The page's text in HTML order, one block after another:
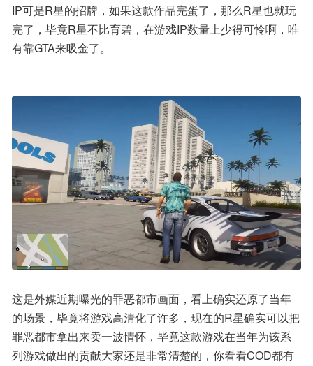
IP可是R星的招牌，如果这款作品完蛋了，那么R星也就玩
完了，毕竟R星不比育碧，在游戏IP数量上少得可怜啊，唯
有靠GTA来吸金了。
这是外媒近期曝光的罪恶都市画面，看上确实还原了当年
的场景，毕竟将游戏高清化了许多，现在的R星确实可以把
罪恶都市拿出来卖一波情怀，毕竟这款游戏在当年为该系
列游戏做出的贡献大家还是非常清楚的，你看看COD都有